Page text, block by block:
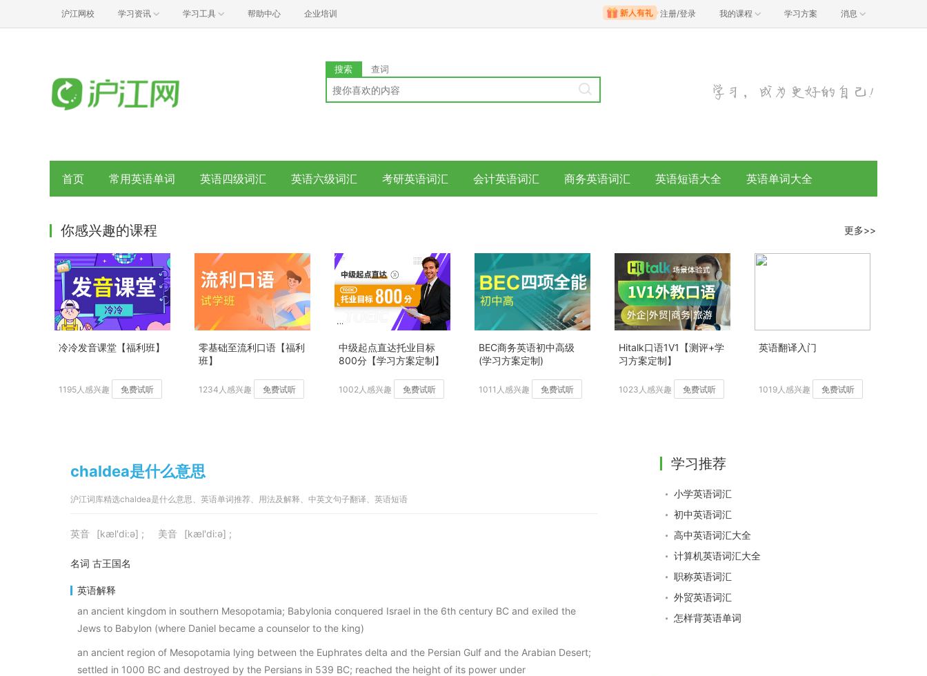
沪江网校 学习资讯 学习工具 帮助中心 企业培训 注册/登录 我的课程 学习方案 消息
搜索 查词
首页 常用英语单词 英语四级词汇 英语六级词汇 考研英语词汇 会计英语词汇 商务英语词汇 英语短语大全 英语单词大全
你感兴趣的课程 更多>>
冷冷发音课堂【福利班】
1195人感兴趣 免费试听
零基础至流利口语【福利
班】
1234人感兴趣 免费试听
中级起点直达托业目标
800分【学习方案定制】
1002人感兴趣 免费试听
BEC商务英语初中高级
(学习方案定制)
1011人感兴趣 免费试听
Hitalk口语1V1【测评+学
习方案定制】
1023人感兴趣 免费试听
英语翻译入门
1019人感兴趣 免费试听
chaldea是什么意思
沪江词库精选chaldea是什么意思、英语单词推荐、用法及解释、中英文句子翻译、英语短语
英音 [kæl'di:ə] ; 美音 [kæl'di:ə] ;
名词 古王国名
英语解释
an ancient kingdom in southern Mesopotamia; Babylonia conquered Israel in the 6th century BC and exiled the
Jews to Babylon (where Daniel became a counselor to the king)
an ancient region of Mesopotamia lying between the Euphrates delta and the Persian Gulf and the Arabian Desert;
settled in 1000 BC and destroyed by the Persians in 539 BC; reached the height of its power under
学习推荐
小学英语词汇
初中英语词汇
高中英语词汇大全
计算机英语词汇大全
职称英语词汇
外贸英语词汇
怎样背英语单词